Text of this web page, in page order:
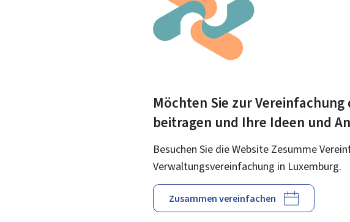
Möchten Sie zur
beitragen und Ihre Ideen und
Besuchen Sie die Website Zesumme
Verwaltungsvereinfachung in Luxemburg.
Zusammen vereinfachen